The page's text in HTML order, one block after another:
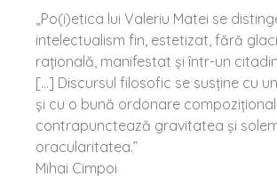
„Po(i)etica lui Valeriu Matei se
intelectualism fin, estetizat, fără
raţională, manifestat şi într-un
[...] Discursul filosofic se susţine cu
şi cu o bună ordonare
contrapunctează gravitatea şi
oracularitatea.”
Mihai Cimpoi